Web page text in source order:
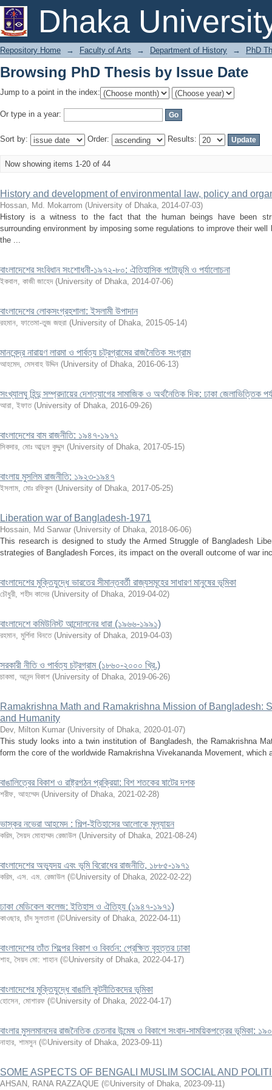
Dhaka
Browsing PhD Thesis by Issue Date
Repository Home → Faculty of Arts → Department of History → PhD
Browsing PhD Thesis by Issue Date
Jump to a point in the index:
Or type in a year:
Sort by: Order: Results:
Now showing items 1-20 of 44
History and development of environmental law, policy and
Hossan, Md. Mokarrom (University of Dhaka, 2014-07-03)
History is a witness to the fact that the human beings have been
surrounding environment by imposing some regulations to improve their
the ...
বাংলাদেশের সংবিধান সংশোধনী-১৯৭২-৮০: ঐতিহাসিক পটোভূমি ও পর্যালোচনা
ইকবাল, কাজী জাহেদ (University of Dhaka, 2014-07-06)
বাংলাদেশের লোকসংগ্রহশালা: ইসলামী উপাদান
রহমান, ফাতেমা-তুজ জহুরা (University of Dhaka, 2015-05-14)
মানবেন্দ্র নারায়ণ লারমা ও পার্বত্য চট্রগ্রামের রাজনৈতিক সংগ্রাম
আহমেদ, মেসবাহ উদ্দিন (University of Dhaka, 2016-06-13)
সংখ্যালঘু হিন্দু সম্প্রদায়ের দেশত্যাগের সামাজিক ও অর্থনৈতিক দিক: ঢাকা জেলাভিত্তিক
আরা, ইফাত (University of Dhaka, 2016-09-26)
বাংলাদেশের বাম রাজনীতি: ১৯৪৭-১৯৭১
সিকদার, মোঃ আব্দুল কুদ্দুস (University of Dhaka, 2017-05-15)
বাংলায় মুসলিম রাজনীতি: ১৯২৩-১৯৪৭
ইসলাম, মোঃ রফিকুল (University of Dhaka, 2017-05-25)
Liberation war of Bangladesh-1971
Hossain, Md Sarwar (University of Dhaka, 2018-06-06)
This research is designed to study the Armed Struggle of Bangladesh
strategies of Bangladesh Forces, its impact on the overall outcome of war
বাংলাদেশের মুক্তিযুদ্ধে ভারতের সীমান্তবর্তী রাজ্যসমূহের সাধারণ মানুষের ভূমিকা
চৌধুরী, শহীদ কাদের (University of Dhaka, 2019-04-02)
বাংলাদেশে কমিউনিস্ট আন্দোলনের ধারা (১৯৬৬-১৯৯১)
রহমান, মুর্শিদা বিনতে (University of Dhaka, 2019-04-03)
সরকারী নীতি ও পার্বত্য চট্রগ্রাম (১৮৬০-২০০০ খ্রি.)
চাকমা, আনন্দ বিকাশ (University of Dhaka, 2019-06-26)
Ramakrishna Math and Ramakrishna Mission of Bangladesh:
and Humanity
Dev, Milton Kumar (University of Dhaka, 2020-01-07)
This study looks into a twin institution of Bangladesh, the Ramakrishna
form the core of the worldwide Ramakrishna Vivekananda Movement,
বাঙালিত্বের বিকাশ ও রাষ্ট্রগঠন প্রক্রিয়া: বিশ শতকের ষাটের দশক
শরীফ, আহম্মেদ (University of Dhaka, 2021-02-28)
ভাস্কর নভেরা আহমেদ : শিল্প-ইতিহাসের আলোকে মূল্যায়ন
করিম, সৈয়দ মোহাম্মদ রেজাউল (University of Dhaka, 2021-08-24)
বাংলাদেশের অভ্যুদয় এবং ভূমি বিরোধের রাজনীতি, ১৮৮৫-১৯৭১
করিম, এস. এম. রেজাউল (©University of Dhaka, 2022-02-22)
ঢাকা মেডিকেল কলেজ: ইতিহাস ও ঐতিহ্য (১৯৪৭-১৯৭১)
কাওছার, চাঁদ সুলতানা (©University of Dhaka, 2022-04-11)
বাংলাদেশের তাঁত শিল্পের বিকাশ ও বিবর্তন: প্রেক্ষিত বৃহত্তর ঢাকা
শাহ, সৈয়দ মো: শাহান (©University of Dhaka, 2022-04-17)
বাংলাদেশের মুক্তিযুদ্ধে বাঙালি কূটনীতিকদের ভূমিকা
হোসেন, মোশারফ (©University of Dhaka, 2022-04-17)
বাংলার মুসলমানদের রাজনৈতিক চেতনার উন্মেষ ও বিকাশে সংবাদ-সাময়িকপত্রের ভূমিকা:
নাহার, শামসুন (©University of Dhaka, 2023-09-11)
SOME ASPECTS OF BENGALI MUSLIM SOCIAL AND
AHSAN, RANA RAZZAQUE (©University of Dhaka, 2023-09-11)